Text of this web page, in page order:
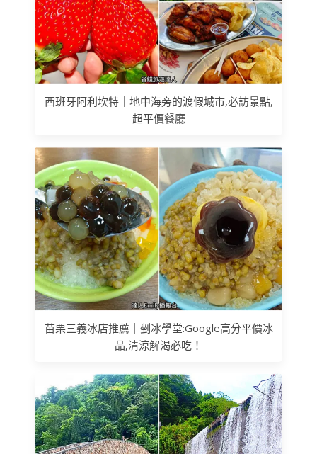
西班牙阿利坎特｜地中海旁的渡假城市,必訪景點,
超平價餐廳
苗栗三義冰店推薦｜剉冰學堂:Google高分平價冰
品,清涼解渴必吃！